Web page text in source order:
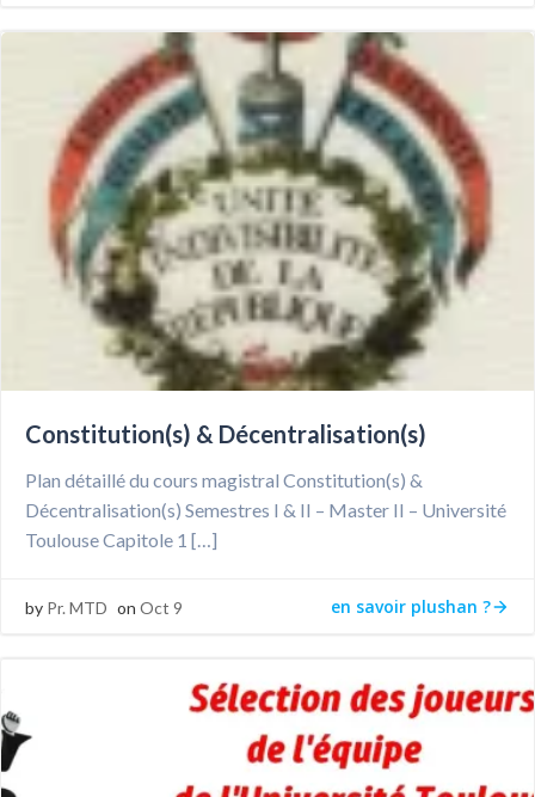
Constitution(s) & Décentralisation(s)
Plan détaillé du cours magistral Constitution(s) &
Décentralisation(s) Semestres I & II – Master II – Université
Toulouse Capitole 1 […]
by Pr. MTD on Oct 9 en savoir plushan ?